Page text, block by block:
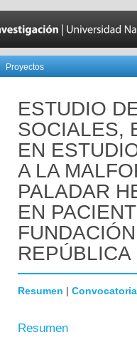
Proyectos
ESTUDIO
SOCIALES,
EN
A LA
PALADAR
EN
Resumen | Convocatoria
Resumen